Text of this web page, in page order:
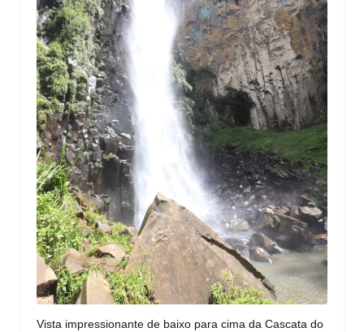
Vista impressionante de baixo para cima da Cascata do